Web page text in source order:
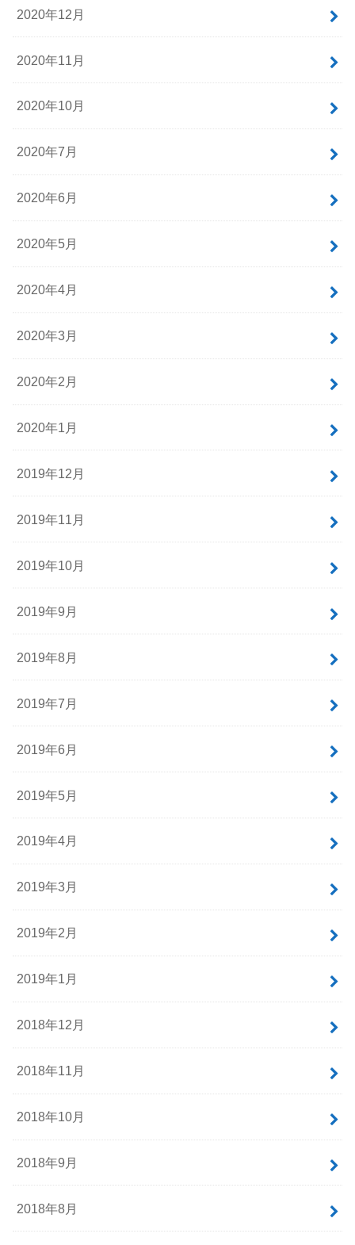
2020年12月
2020年11月
2020年10月
2020年7月
2020年6月
2020年5月
2020年4月
2020年3月
2020年2月
2020年1月
2019年12月
2019年11月
2019年10月
2019年9月
2019年8月
2019年7月
2019年6月
2019年5月
2019年4月
2019年3月
2019年2月
2019年1月
2018年12月
2018年11月
2018年10月
2018年9月
2018年8月